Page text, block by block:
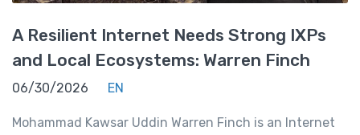
A Resilient Internet Needs Strong IXPs
and Local Ecosystems: Warren Finch
06/30/2026 EN
Mohammad Kawsar Uddin Warren Finch is an Internet